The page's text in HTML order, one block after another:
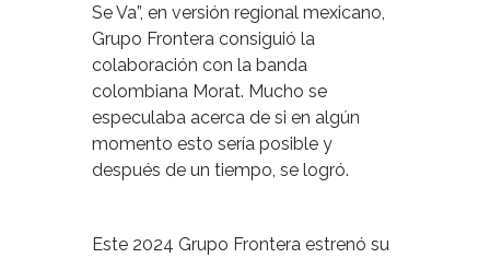
Se Va”, en versión regional mexicano,
Grupo Frontera consiguió la
colaboración con la banda
colombiana Morat. Mucho se
especulaba acerca de si en algún
momento esto sería posible y
después de un tiempo, se logró.
Este 2024 Grupo Frontera estrenó su